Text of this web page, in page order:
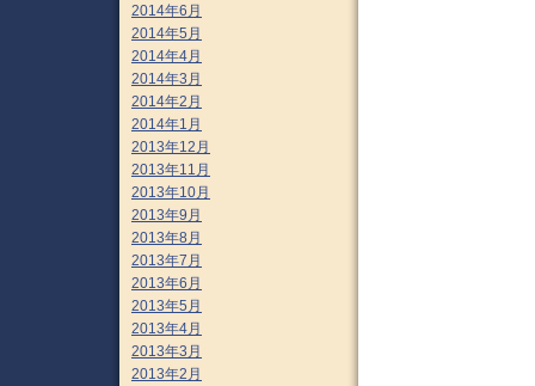
2014年6月
2014年5月
2014年4月
2014年3月
2014年2月
2014年1月
2013年12月
2013年11月
2013年10月
2013年9月
2013年8月
2013年7月
2013年6月
2013年5月
2013年4月
2013年3月
2013年2月